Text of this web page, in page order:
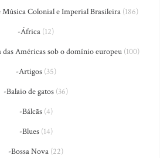
Música Colonial e Imperial Brasileira (186)
-África (12)
Américas sob o domínio europeu(100)
-Artigos(35)
-Balaio de gatos (36)
-Bálcãs(4)
-Blues(14)
-Bossa Nova (22)